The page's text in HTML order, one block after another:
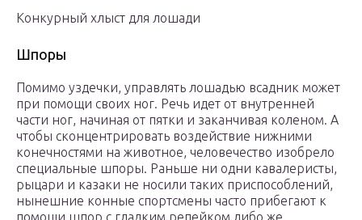
Конкурный хлыст для лошади
Шпоры
Помимо уздечки, управлять лошадью всадник может
при помощи своих ног. Речь идет от внутренней
части ног, начиная от пятки и заканчивая коленом. А
чтобы сконцентрировать воздействие нижними
конечностями на животное, человечество изобрело
специальные шпоры. Раньше ни одни кавалеристы,
рыцари и казаки не носили таких приспособлений,
нынешние конные спортсмены часто прибегают к
помощи шпор с гладким репейком либо же